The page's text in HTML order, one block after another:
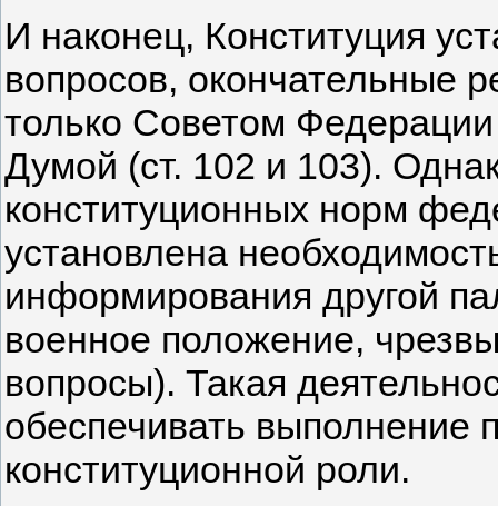
И наконец, Конституция
вопросов, окончательные
только Советом
Думой (ст. 102 и 103).
конституционных норм
установлена
информирования другой
военное положение,
вопросы). Такая
обеспечивать выполнение
конституционной роли.